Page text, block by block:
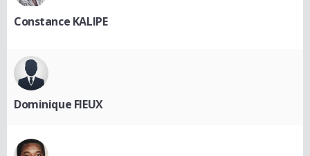
Constance KALIPE
Dominique FIEUX